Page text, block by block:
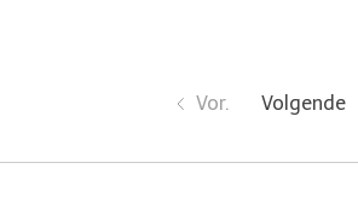
Vor. Volgende